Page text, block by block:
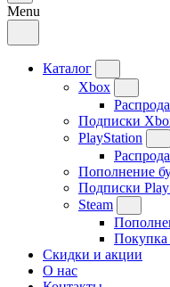
Menu
Каталог
Xbox
Подписки
PlayStation
Пополнение
Подписки
Steam
Покупка
Скидки и акции
О нас